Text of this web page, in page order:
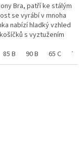
Bra, patří ke stálým
se vyrábí v mnoha
nabízí hladký vzhled
s vyztužením
85 B 90 B 65 C 70